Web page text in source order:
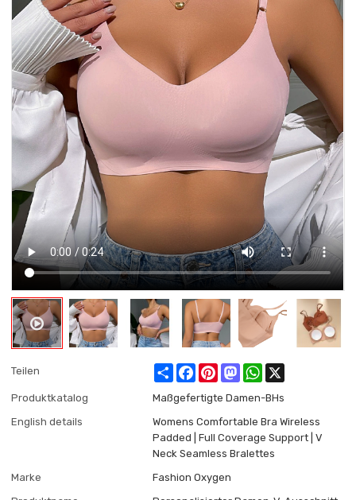
Teilen ShareFacebookPinterestMastodonWhatsApp
Produktkatalog
Maßgefertigte Damen-BHs
English details
Womens Comfortable Bra Wireless
Padded | Full Coverage Support | V
Neck Seamless Bralettes
Marke
Fashion Oxygen